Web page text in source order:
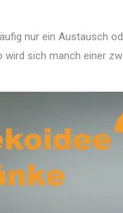
nur ein Austausch
sich manch einer